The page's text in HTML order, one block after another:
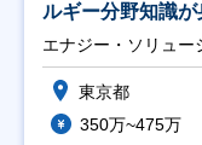
ルギー分野知識が
エナジー・ソリュー
東京都
350万~475万